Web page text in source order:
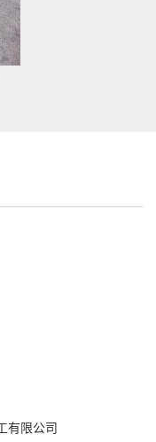
有限公司